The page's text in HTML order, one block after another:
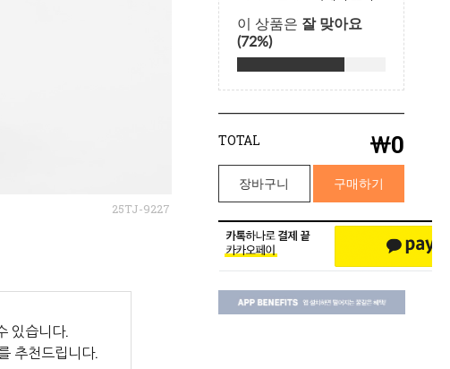
25TJ-9227
있습니다.
추천드립니다.
TOTAL ￦0
장바구니 구매하기